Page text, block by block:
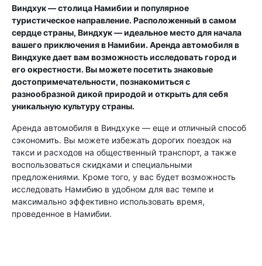
Виндхук — столица Намибии и популярное
туристическое направление. Расположенный в самом
сердце страны, Виндхук — идеальное место для начала
вашего приключения в Намибии. Аренда автомобиля в
Виндхуке дает вам возможность исследовать город и
его окрестности. Вы можете посетить знаковые
достопримечательности, познакомиться с
разнообразной дикой природой и открыть для себя
уникальную культуру страны.
Аренда автомобиля в Виндхуке — еще и отличный способ
сэкономить. Вы можете избежать дорогих поездок на
такси и расходов на общественный транспорт, а также
воспользоваться скидками и специальными
предложениями. Кроме того, у вас будет возможность
исследовать Намибию в удобном для вас темпе и
максимально эффективно использовать время,
проведенное в Намибии.